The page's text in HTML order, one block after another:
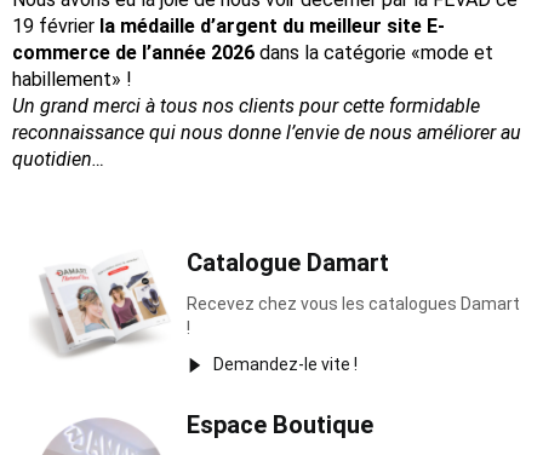
19 février la médaille d’argent du meilleur site E-
commerce de l’année 2026 dans la catégorie «mode et
habillement» !
Un grand merci à tous nos clients pour cette formidable
reconnaissance qui nous donne l’envie de nous améliorer au
quotidien…
Catalogue Damart
Recevez chez vous les catalogues Damart
!
Demandez-le vite !
Espace Boutique